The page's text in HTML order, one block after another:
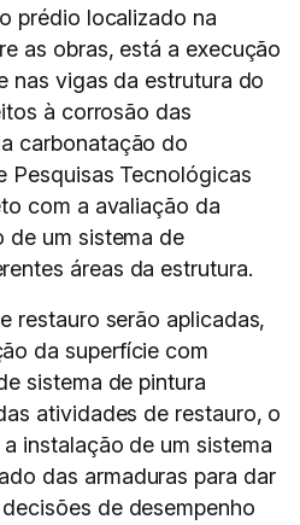
prédio localizado na
as obras, está a execução
nas vigas da estrutura do
à corrosão das
carbonatação do
Pesquisas Tecnológicas
com a avaliação da
de um sistema de
áreas da estrutura.
restauro serão aplicadas,
da superfície com
sistema de pintura
atividades de restauro, o
instalação de um sistema
das armaduras para dar
de desempenho